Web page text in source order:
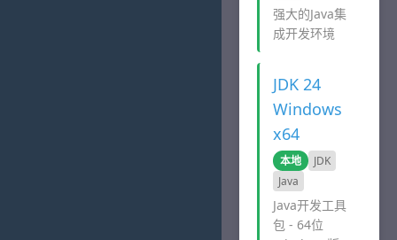
强大的Java集
成开发环境
JDK 24
Windows
x64
本地
JDK
Java
Java开发工具
包 - 64位